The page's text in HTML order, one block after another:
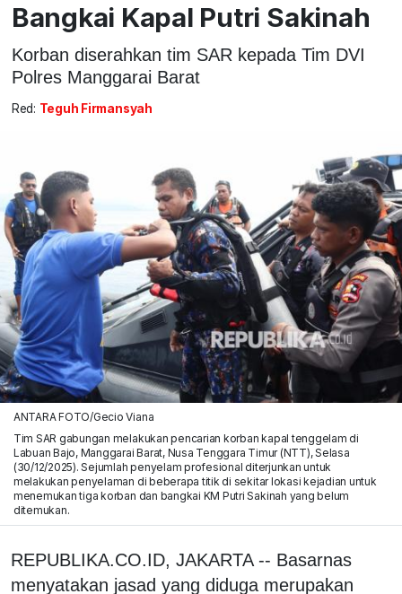
Bangkai Kapal Putri Sakinah
Korban diserahkan tim SAR kepada Tim DVI
Polres Manggarai Barat
Red: Teguh Firmansyah
ANTARA FOTO/Gecio Viana
Tim SAR gabungan melakukan pencarian korban kapal tenggelam di
Labuan Bajo, Manggarai Barat, Nusa Tenggara Timur (NTT), Selasa
(30/12/2025). Sejumlah penyelam profesional diterjunkan untuk
melakukan penyelaman di beberapa titik di sekitar lokasi kejadian untuk
menemukan tiga korban dan bangkai KM Putri Sakinah yang belum
ditemukan.
REPUBLIKA.CO.ID, JAKARTA -- Basarnas
menyatakan jasad yang diduga merupakan